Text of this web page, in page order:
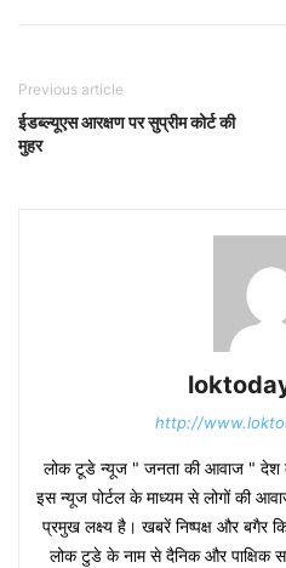
Previous article
ईडब्ल्यूएस आरक्षण पर सुप्रीम कोर्ट की
मुहर
http://
लोक टूडे न्यूज " जनता की आवाज " देश
इस न्यूज पोर्टल के माध्यम से लोगों की
प्रमुख लक्ष्य है। खबरें निष्पक्ष और बगैर
लोक टुडे के नाम से दैनिक और पाक्षिक